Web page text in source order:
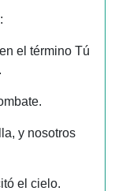
el término Tú
y nosotros
el cielo.